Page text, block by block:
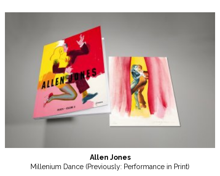
Allen Jones
Millenium Dance (Previously: Performance in Print)